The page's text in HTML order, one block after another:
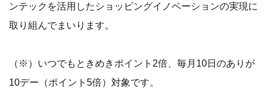
ンテックを活用したショッピングイノベーションの実現に
取り組んでまいります。
（※）いつでもときめきポイント2倍、毎月10日のありが
10デー（ポイント5倍）対象です。